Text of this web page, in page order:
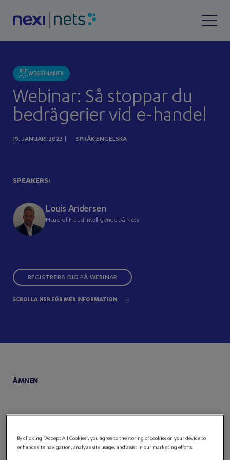
WEBBINARIER
Webinar: Så stoppar du
bedrägerier vid e-handel
19. JANUARI 2023 | SPRÅK:ENGELSKA
SPEAKERS:
Louis Andersen
Head of Fraud Intelligence på Nets
REGISTRERA DIG PÅ WEBINAR
SCROLLA NER FÖR MER INFORMATION
ÄMNEN
By clicking “Accept All Cookies”, you agree to the storing of cookies on your device to
enhance site navigation, analyze site usage, and assist in our marketing efforts.